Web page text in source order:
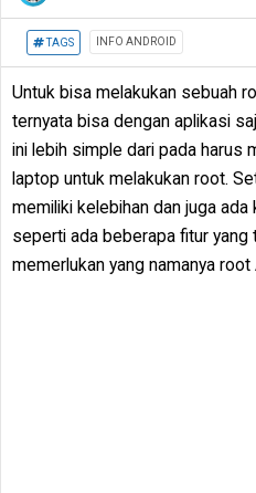
TAGS INFO ANDROID
Untuk bisa melakukan sebuah
ternyata bisa dengan aplikasi
ini lebih simple dari pada harus
laptop untuk melakukan root.
memiliki kelebihan dan juga
seperti ada beberapa fitur
memerlukan yang namanya root